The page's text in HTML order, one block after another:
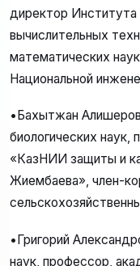
директор
вычислительных
математических
Национальной
•Бахытжан
биологических
«КазНИИ защиты и
Жиембаева», член-
•Григорий
наук, профессор,